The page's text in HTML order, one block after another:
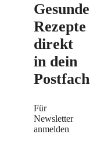
Gesunde
Rezepte
direkt
in dein
Postfach
Für
Newsletter
anmelden